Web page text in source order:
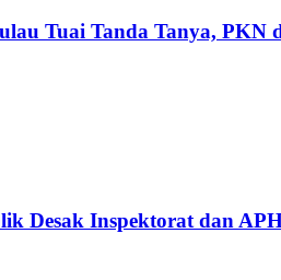
Tuai Tanda Tanya, PKN
Desak Inspektorat dan